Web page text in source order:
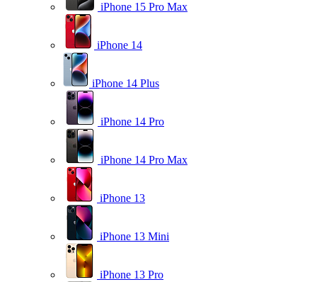
iPhone 15 Pro Max
iPhone 14
iPhone 14 Plus
iPhone 14 Pro
iPhone 14 Pro Max
iPhone 13
iPhone 13 Mini
iPhone 13 Pro